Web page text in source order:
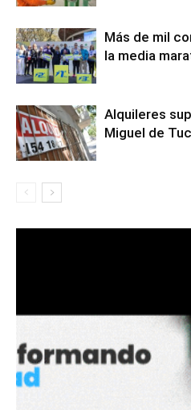
Más de mil
la media
Alquileres
Miguel de